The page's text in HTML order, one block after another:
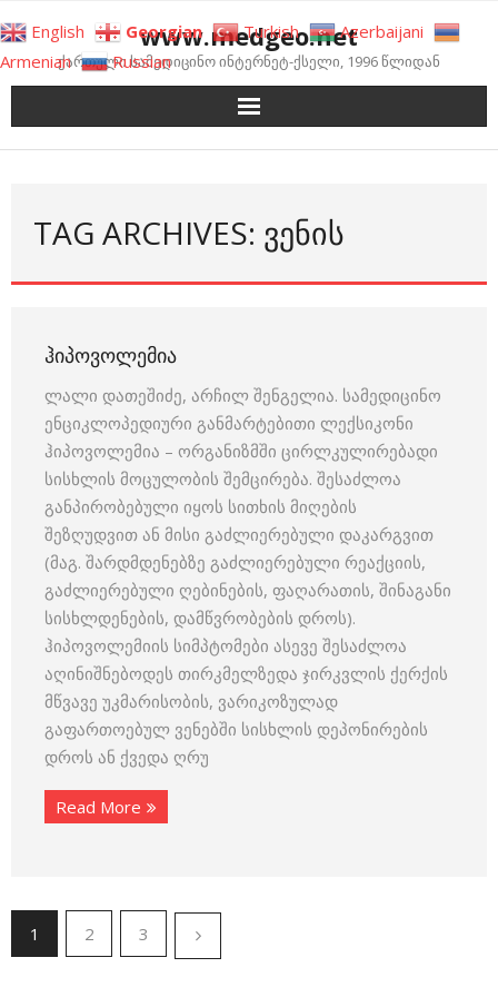
to
content
www.medgeo.net
ქართული სამედიცინო ინტერნეტ-ქსელი, 1996 წლიდან
TAG ARCHIVES: ᲕᲔᲜᲘᲡ
ᲰᲘᲞᲝᲕᲝᲚᲔᲛᲘᲐ
ლალი დათეშიძე, არჩილ შენგელია. სამედიცინო
ენციკლოპედიური განმარტებითი ლექსიკონი
ჰიპოვოლემია – ორგანიზმში ცირლკულირებადი
სისხლის მოცულობის შემცირება. შესაძლოა
განპირობებული იყოს სითხის მიღების
შეზღუდვით ან მისი გაძლიერებული დაკარგვით
(მაგ. შარდმდენებზე გაძლიერებული რეაქციის,
გაძლიერებული ღებინების, ფაღარათის, შინაგანი
სისხლდენების, დამწვრობების დროს).
ჰიპოვოლემიის სიმპტომები ასევე შესაძლოა
აღინიშნებოდეს თირკმელზედა ჯირკვლის ქერქის
მწვავე უკმარისობის, ვარიკოზულად
გაფართოებულ ვენებში სისხლის დეპონირების
დროს ან ქვედა ღრუ
Read More
1 2 3
English Georgian Turkish
Azerbaijani
Armenian
Russian